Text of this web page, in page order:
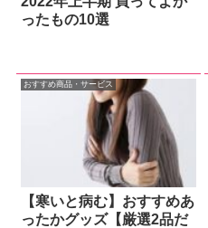
ったもの10選
おすすめ商品・サービス
【寒いと病む】おすすめあ
ったかグッズ【厳選2品だ